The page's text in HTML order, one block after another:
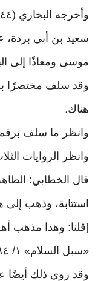
سعيد بن أبي بردة،
موسى ومعاذًا إلى
هناك.
وانظر ما سلف برقم
وانظر الروايات
قال الخطابي:
استتابة، وذهب
[قلنا: وهذا مذهب
«سبل السلام» ١/ ١٨٤]
وقد روي ذلك